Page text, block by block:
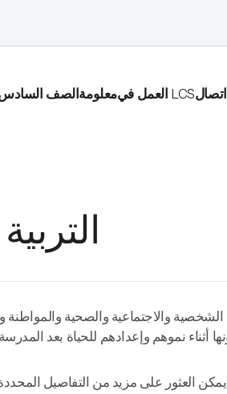
الصف معلومة العمل في LCSاتصال
الشخصية والاجتماعية والصحية
يمكن العثور على مزيد من التفاصيل